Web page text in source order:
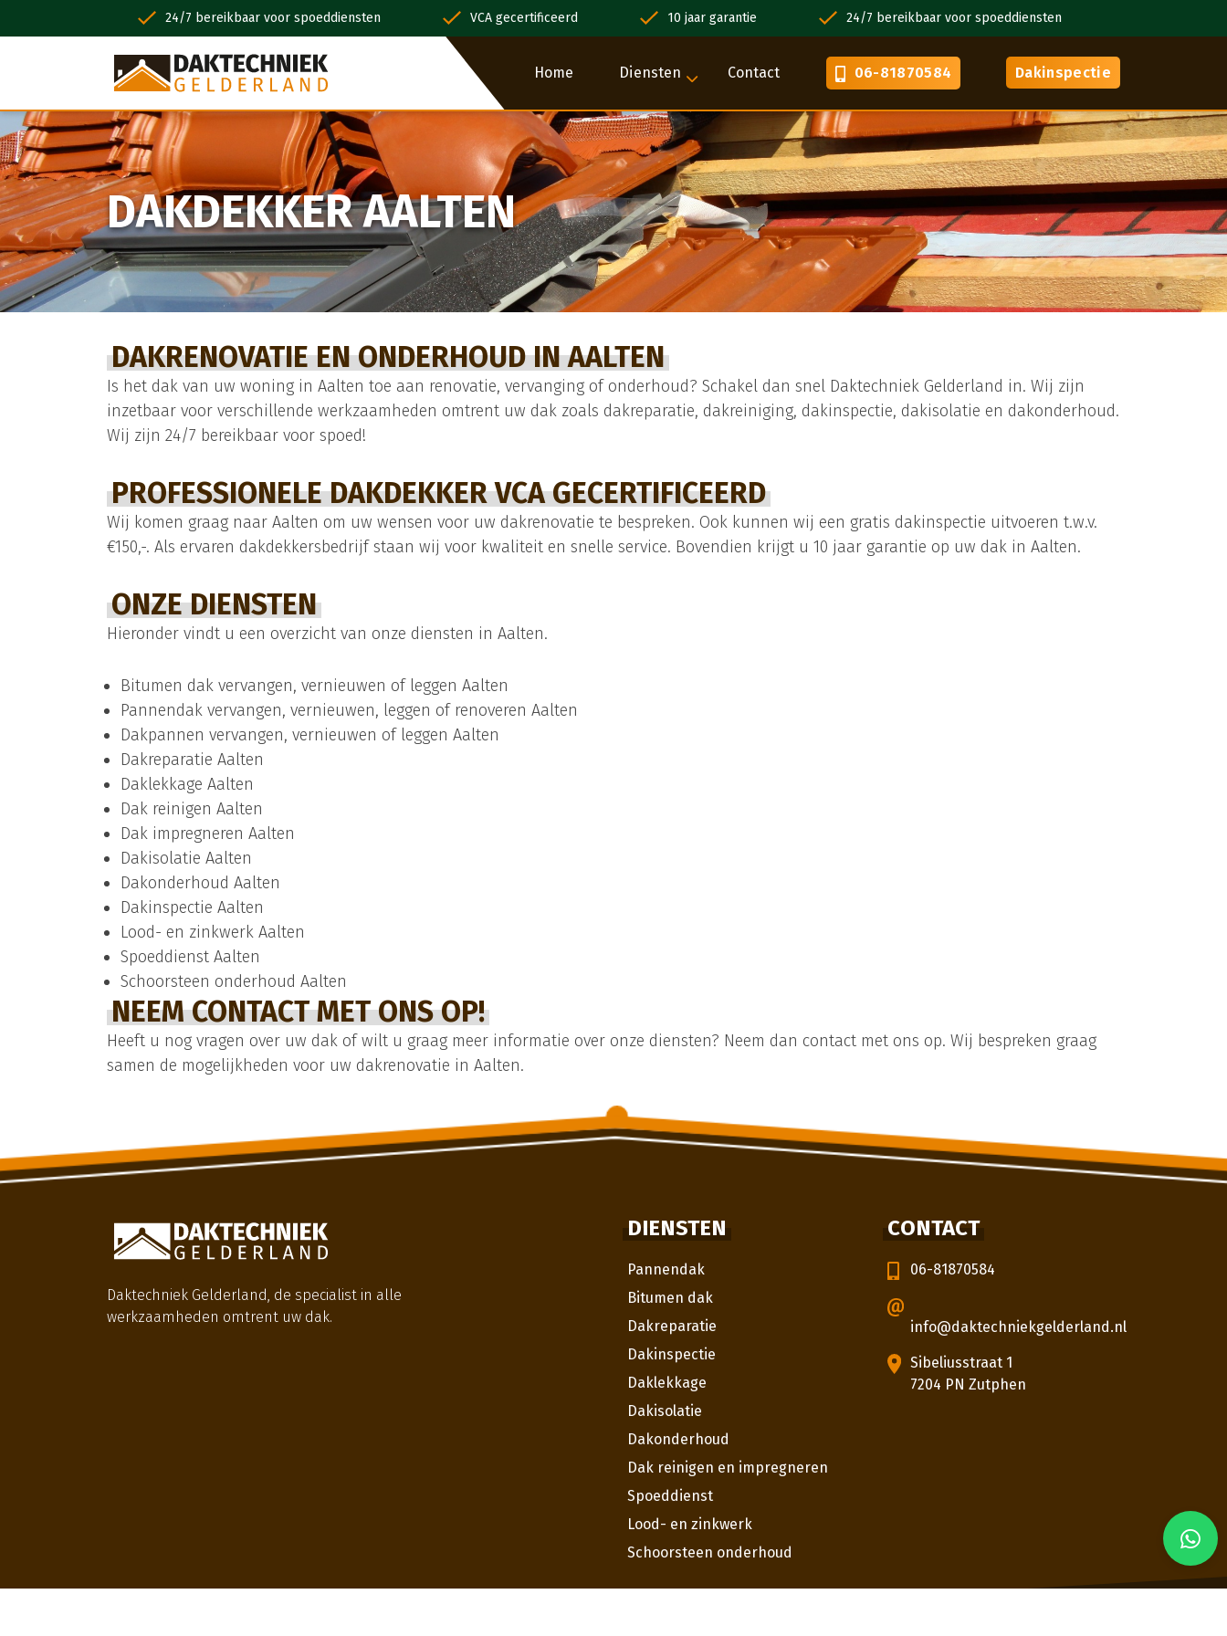
24/7 bereikbaar voor spoeddiensten VCA gecertificeerd 10 jaar garantie 24/7 bereikbaar voor spoeddiensten
Home Diensten Contact 06-81870584 Dakinspectie
DAKDEKKER AALTEN
DAKRENOVATIE EN ONDERHOUD IN AALTEN
Is het dak van uw woning in Aalten toe aan renovatie, vervanging of onderhoud? Schakel dan snel Daktechniek Gelderland in. Wij zijn
inzetbaar voor verschillende werkzaamheden omtrent uw dak zoals dakreparatie, dakreiniging, dakinspectie, dakisolatie en dakonderhoud.
Wij zijn 24/7 bereikbaar voor spoed!
PROFESSIONELE DAKDEKKER VCA GECERTIFICEERD
Wij komen graag naar Aalten om uw wensen voor uw dakrenovatie te bespreken. Ook kunnen wij een gratis dakinspectie uitvoeren t.w.v.
€150,-. Als ervaren dakdekkersbedrijf staan wij voor kwaliteit en snelle service. Bovendien krijgt u 10 jaar garantie op uw dak in Aalten.
ONZE DIENSTEN
Hieronder vindt u een overzicht van onze diensten in Aalten.
Bitumen dak vervangen, vernieuwen of leggen Aalten
Pannendak vervangen, vernieuwen, leggen of renoveren Aalten
Dakpannen vervangen, vernieuwen of leggen Aalten
Dakreparatie Aalten
Daklekkage Aalten
Dak reinigen Aalten
Dak impregneren Aalten
Dakisolatie Aalten
Dakonderhoud Aalten
Dakinspectie Aalten
Lood- en zinkwerk Aalten
Spoeddienst Aalten
Schoorsteen onderhoud Aalten
NEEM CONTACT MET ONS OP!
Heeft u nog vragen over uw dak of wilt u graag meer informatie over onze diensten? Neem dan contact met ons op. Wij bespreken graag
samen de mogelijkheden voor uw dakrenovatie in Aalten.
Daktechniek Gelderland, de specialist in alle
werkzaamheden omtrent uw dak.
DIENSTEN
Pannendak
Bitumen dak
Dakreparatie
Dakinspectie
Daklekkage
Dakisolatie
Dakonderhoud
Dak reinigen en impregneren
Spoeddienst
Lood- en zinkwerk
Schoorsteen onderhoud
CONTACT
06-81870584
info@daktechniekgelderland.nl
Sibeliusstraat 1
7204 PN Zutphen